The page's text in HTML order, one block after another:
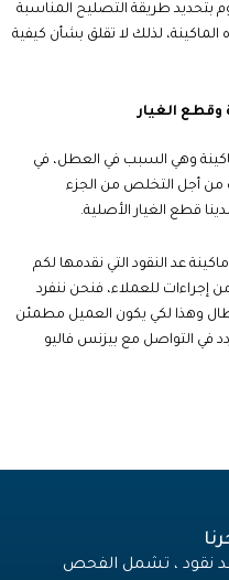
طريقة التصليح المناسبة
لذلك لا تقلق بشأن كيفية
وقطع الغيار
وهي السبب في العطل، في
من أجل التخلص من الجزء
قطع الغيار الأصلية.
عد النقود التي نقدمها لكم
إجراءات للعملاء، فنحن ننفرد
وهذا لكي يكون العميل مطمئن
في التواصل مع بيزنس فاليو
نقود ، تشمل الفحص